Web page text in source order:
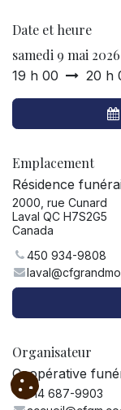
Date et heure
samedi 9 mai 2026
19 h 00 20 h
Emplacement
Résidence
2000, rue Cunard
Laval QC H7S2G5
Canada
450 934-9808
Organisateur
Coopérative
514 687-9903